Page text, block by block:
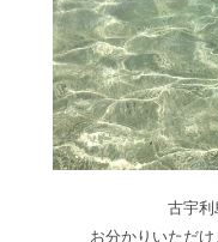
古宇利
お分かりいただ